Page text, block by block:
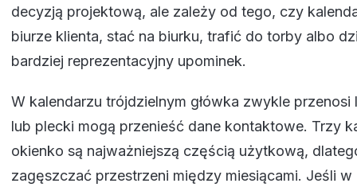
decyzją projektową, ale zależy od tego, czy
biurze klienta, stać na biurku, trafić do torby albo
bardziej reprezentacyjny upominek.
W kalendarzu trójdzielnym główka zwykle
lub plecki mogą przenieść dane kontaktowe. Trzy
okienko są najważniejszą częścią użytkową,
zagęszczać przestrzeni między miesiącami. Jeśli w